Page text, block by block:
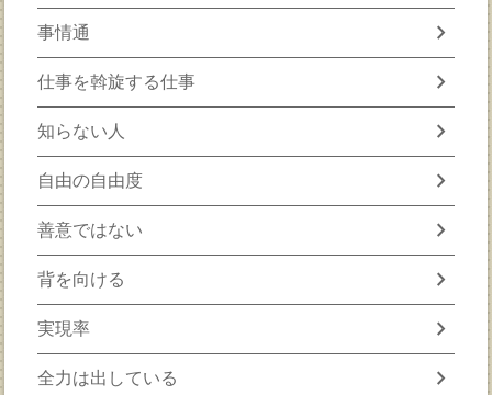
事情通 chevron_right
仕事を斡旋する仕事 chevron_right
知らない人 chevron_right
自由の自由度 chevron_right
善意ではない chevron_right
背を向ける chevron_right
実現率 chevron_right
全力は出している chevron_right